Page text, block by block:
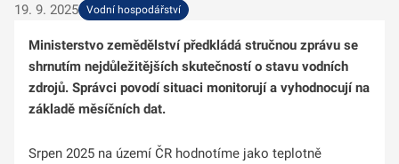
19. 9. 2025 Vodní hospodářství
Ministerstvo zemědělství předkládá stručnou zprávu se
shrnutím nejdůležitějších skutečností o stavu vodních
zdrojů. Správci povodí situaci monitorují a vyhodnocují na
základě měsíčních dat.
Srpen 2025 na území ČR hodnotíme jako teplotně